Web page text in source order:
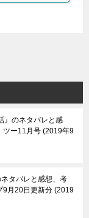
』のネタバレと感
ツー11月号 2019年9
タバレと感想、考
9月20日更新分 2019